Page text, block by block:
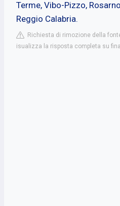
Terme, Vibo-Pizzo,
Reggio Calabria.
Richiesta di rimozione della
isualizza la risposta completa su